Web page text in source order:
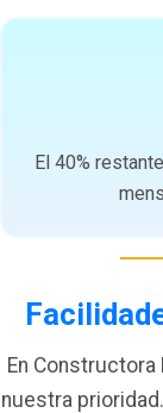
El 40%
En
nuestra